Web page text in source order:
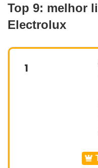
Top 9: melhor
Electrolux
1